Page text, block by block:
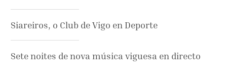
Siareiros, o Club de Vigo en Deporte
Sete noites de nova música viguesa en directo